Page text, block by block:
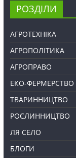
РОЗДІЛИ
АГРОТЕХНІКА
АГРОПОЛІТИКА
АГРОПРАВО
ЕКО-ФЕРМЕРСТВО
ТВАРИННИЦТВО
РОСЛИННИЦТВО
ЛЯ СЕЛО
БЛОГИ